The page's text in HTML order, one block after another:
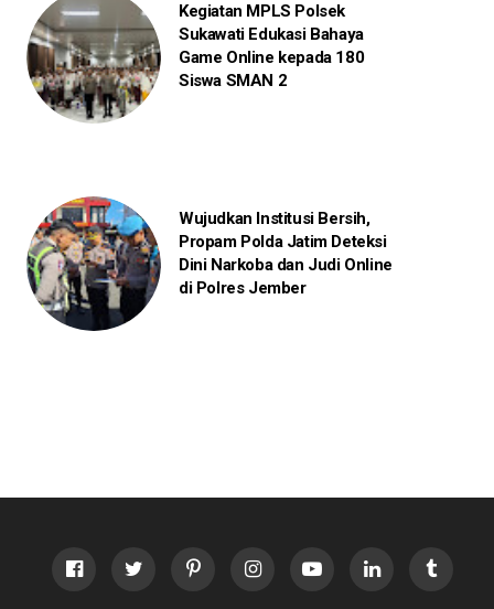
Kegiatan MPLS Polsek
Sukawati Edukasi Bahaya
Game Online kepada 180
Siswa SMAN 2
Wujudkan Institusi Bersih,
Propam Polda Jatim Deteksi
Dini Narkoba dan Judi Online
di Polres Jember